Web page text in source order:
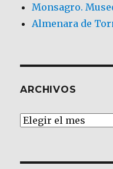
Monsagro.
Almenara de
ARCHIVOS
Archivos